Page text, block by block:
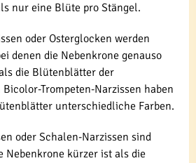
nur eine Blüte pro Stängel.
oder Osterglocken werden
denen die Nebenkrone genauso
die Blütenblätter der
Trompeten-Narzissen haben
unterschiedliche Farben.
oder Schalen-Narzissen sind
Nebenkrone kürzer ist als die